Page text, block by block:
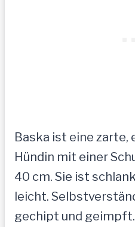
Baska ist eine zarte,
Hündin mit einer
40 cm. Sie ist
leicht.
gechipt und geimpft.